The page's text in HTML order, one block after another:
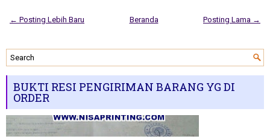
← Posting Lebih Baru Posting Lama →
Beranda
BUKTI RESI PENGIRIMAN BARANG YG DI
ORDER